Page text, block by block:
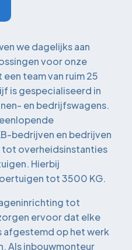
we dagelijks aan
voor onze
team van ruim 25
is gespecialiseerd in
en bedrijfswagens.
bedrijven en bedrijven
overheidsinstanties
Hierbij
tot 3500 KG.
tot
ervoor dat elke
op het werk
Als inbouwmonteur